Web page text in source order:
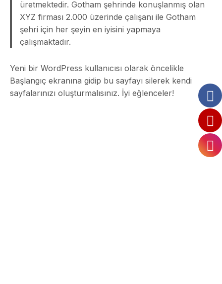
üretmektedir. Gotham şehrinde konuşlanmış olan
XYZ firması 2.000 üzerinde çalışanı ile Gotham
şehri için her şeyin en iyisini yapmaya
çalışmaktadır.
Yeni bir WordPress kullanıcısı olarak öncelikle
Başlangıç ekranına gidip bu sayfayı silerek kendi
sayfalarınızı oluşturmalısınız. İyi eğlenceler!